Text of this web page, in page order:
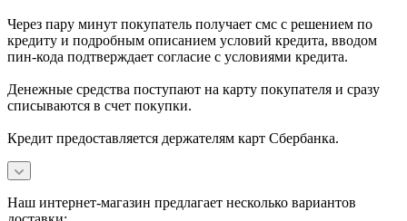
Через пару минут покупатель получает смс с решением по
кредиту и подробным описанием условий кредита, вводом
пин-кода подтверждает согласие с условиями кредита.
Денежные средства поступают на карту покупателя и сразу
списываются в счет покупки.
Кредит предоставляется держателям карт Сбербанка.
Наш интернет-магазин предлагает несколько вариантов